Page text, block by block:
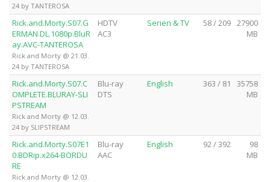
24 by TANTEROSA
Rick.and.Morty.S07.G
ERMAN.DL.1080p.BluR
ay.AVC-TANTEROSA
Rick and Morty @ 21.03.
24 by TANTEROSA
HDTV
AC3
Serien & TV 58 / 209 27900
MB
Rick.and.Morty.S07.C
OMPLETE.BLURAY-SLI
PSTREAM
Rick and Morty @ 12.03.
24 by SLIPSTREAM
Blu-ray
DTS
English 363 / 81
35758
MB
Rick.and.Morty.S07E1
0.BDRip.x264-BORDU
RE
Rick and Morty @ 12.03.
Blu-ray
AAC
English 92 / 392
98
MB